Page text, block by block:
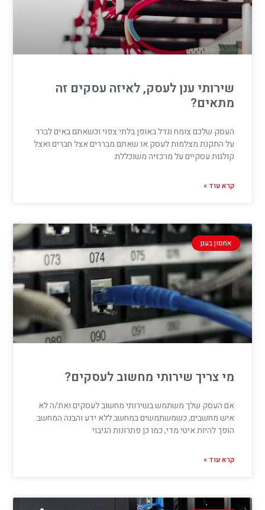
שירותי ענן לעסק, לאיזה עסקים זה
מתאים?
העסק שלכם צומח וגדל באופן בלתי צפוי וכשאתם באים לברר
על התקנת מצלמות לעסק או שאתם מבררים אצל חברים ואצל
קולגות עסקיים על מרכזיה משוכללת
קרא עוד »
אחסון בענן
מי צריך שירותי מחשוב לעסקים?
אם העסק שלך משתמש בשירותי מחשוב לעסקים ואת/ה לא
איש מחשבים, כשמשתמשים במחשב ללא ידע והבנה המחשב
הופך להיות איטי מדי, כמו כן פתרונות הגיבוי
קרא עוד »